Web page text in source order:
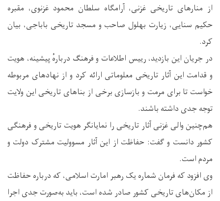
از منارهای تاریخی غزنی، آرامگاه سلطان محمود غزنوی، مقبره
حکیم سنایی، زیارت بهلول صاحب و مسجد تاریخی باباجی، بیان
کرد.
در جریان این بازدید، رییس اطلاعات و فرهنگ دربارهٔ پیشینه، هویت
و قدامت این آثار تاریخی معلوماتی ارائه کرد و از نهادهای مربوطه
خواست تا برای مرمت و بازسازی برخی از بناهای تاریخی این ولایت
توجه جدی داشته باشند.
هم‌چنین والی غزنی آثار تاریخی را نمایانگر هویت تاریخی و فرهنگی
کشور دانست و گفت: حفاظت از این آثار مسوولیت مشترک دولت و
مردم است.
وی افزود که فرمان شماره یک رهبر امارت اسلامی، که درباره حفاظت
از مکان‌های تاریخی کشور صادر شده است، باید به‌صورت جدی اجرا